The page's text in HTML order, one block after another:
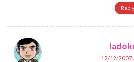
Reply
12/12/2007